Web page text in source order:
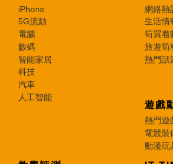
iPhone
5G流動
電腦
數碼
智能家居
科技
汽車
人工智能
網絡熱
生活情
筍買着
旅遊筍
熱門話
遊戲
熱門遊
電競裝
動漫玩